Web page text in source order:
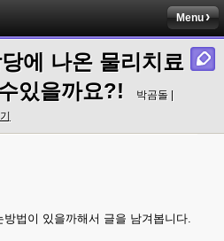
Menu
에 나온 물리치료
있을까요?!
박곰돌 |
법이 있을까해서 글을 남겨봅니다.